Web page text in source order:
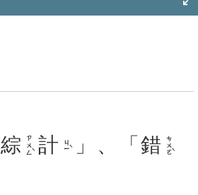
綜 ㄗㄨㄥˋ 計 ㄐㄧˋ 」、「錯 ㄘㄨㄛˋ